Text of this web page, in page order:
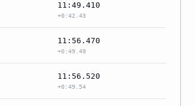
11:49.410
+0:42.43
11:56.470
+0:49.49
11:56.520
+0:49.54